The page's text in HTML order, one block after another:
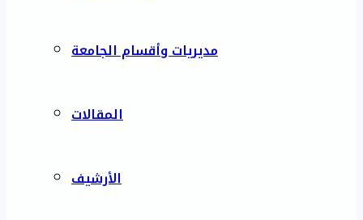
مديريات وأقسام الجامعة
المقالات
الأرشيف